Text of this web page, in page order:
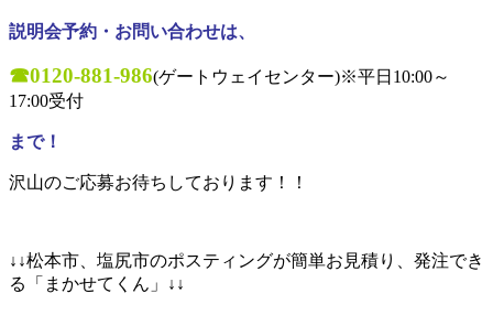
説明会予約・お問い合わせは、
☎0120-881-986(ゲートウェイセンター)※平日10:00～
17:00受付
まで！
沢山のご応募お待ちしております！！
↓↓松本市、塩尻市のポスティングが簡単お見積り、発注でき
る「まかせてくん」↓↓